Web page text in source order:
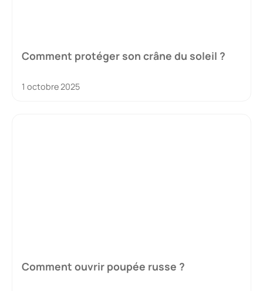
Comment protéger son crâne du soleil ?
1 octobre 2025
Comment ouvrir poupée russe ?